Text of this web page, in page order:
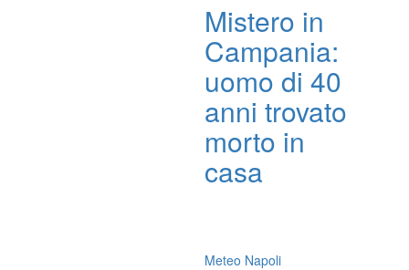
Mistero in
Campania:
uomo di 40
anni trovato
morto in
casa
Meteo Napoli